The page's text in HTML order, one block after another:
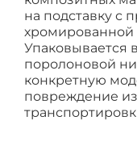
на подставку с
хромированной
Упаковывается
поролоновой
конкретную
повреждение